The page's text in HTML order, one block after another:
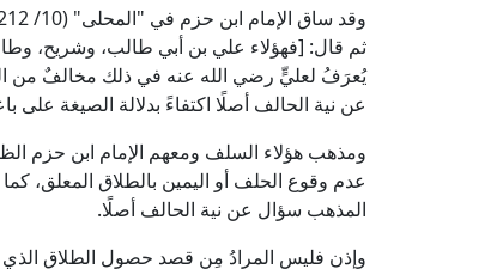
ثم قال: [فهؤلاء علي بن أبي طالب، وشريح،
يُعرَفُ لعليٍّ رضي الله عنه في ذلك مخالفٌ من
عن نية الحالف أصلًا اكتفاءً بدلالة الصيغة
ومذهب هؤلاء السلف ومعهم الإمام ابن حزم
عدم وقوع الحلف أو اليمين بالطلاق المعلق،
المذهب سؤال عن نية الحالف أصلًا.
وإذن فليس المرادُ مِن قصد حصول الطلاق